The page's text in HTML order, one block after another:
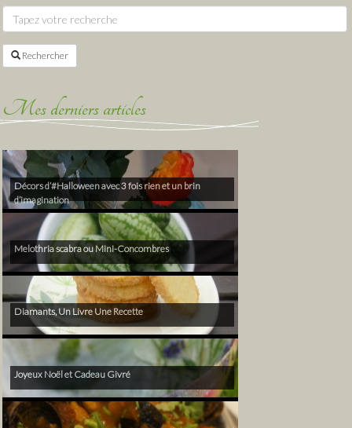
Rechercher
Mes derniers articles
Décors d’#Halloween avec 3 fois rien et un brin
d’imagination
Melothria scabra ou Mini-Concombres
Diamants, Un Livre Une Recette
Joyeux Noël et Cadeau Givré